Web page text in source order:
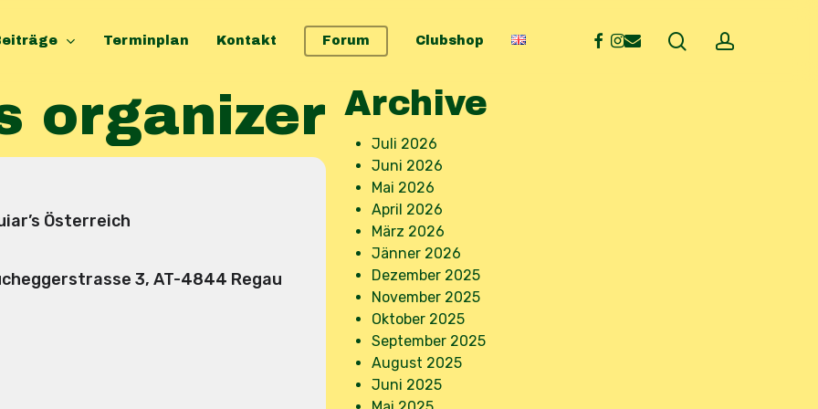
Terminplan Kontakt Forum Clubshop facebook
instagram
email searchaccount
organizer
Österreich
3, AT-4844 Regau
Archive
Juli 2026
Juni 2026
Mai 2026
April 2026
März 2026
Jänner 2026
Dezember 2025
November 2025
Oktober 2025
September 2025
August 2025
Juni 2025